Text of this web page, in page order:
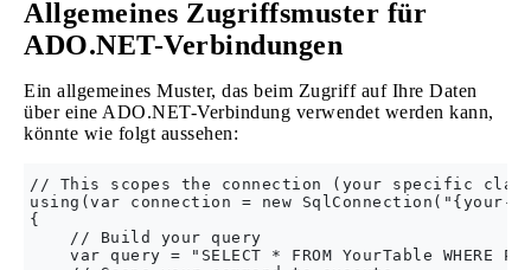
Allgemeines Zugriffsmuster für
ADO.NET-Verbindungen
Ein allgemeines Muster, das beim Zugriff auf Ihre Daten
über eine ADO.NET-Verbindung verwendet werden kann,
könnte wie folgt aussehen:
// This scopes the connection (your specific
using(var connection = new SqlConnection("{your-
{
    // Build your query
var query = "SELECT * FROM YourTable WHERE